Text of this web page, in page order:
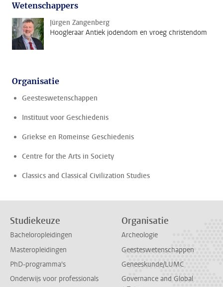
Wetenschappers
Jürgen Zangenberg
Hoogleraar Antiek jodendom en vroeg christendom
Organisatie
Geesteswetenschappen
Instituut voor Geschiedenis
Griekse en Romeinse Geschiedenis
Centre for the Arts in Society
Classics and Classical Civilization Studies
Studiekeuze
Bacheloropleidingen
Masteropleidingen
PhD-programma's
Onderwijs voor professionals
Organisatie
Archeologie
Geesteswetenschappen
Geneeskunde/LUMC
Governance and Global